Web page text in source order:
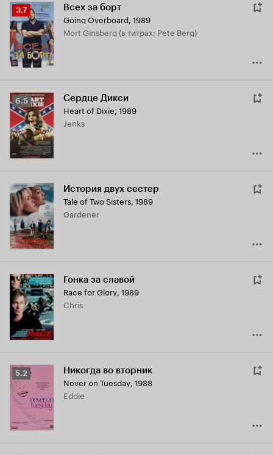
Рейтинг
Кинопоиска
3.7
3.7 Всех за борт
Going Overboard, 1989
Mort Ginsberg (в титрах: Pete Berg)
Рейтинг
Кинопоиска
6.5
6.5 Сердце Дикси
Heart of Dixie, 1989
Jenks
История двух сестер
Tale of Two Sisters, 1989
Gardener
Гонка за славой
Race for Glory, 1989
Chris
Рейтинг
Кинопоиска
5.2
5.2 Никогда во вторник
Never on Tuesday, 1988
Eddie